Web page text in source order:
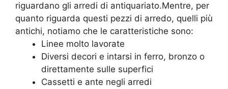
riguardano gli arredi di antiquariato.Mentre, per
quanto riguarda questi pezzi di arredo, quelli più
antichi, notiamo che le caratteristiche sono:
Linee molto lavorate
Diversi decori e intarsi in ferro, bronzo o
direttamente sulle superfici
Cassetti e ante negli arredi